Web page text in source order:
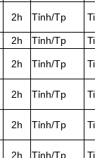
2h Tỉnh/Tp
2h Tỉnh/Tp
2h Tỉnh/Tp
2h Tỉnh/Tp
2h Tỉnh/Tp
2h Tỉnh/Tp